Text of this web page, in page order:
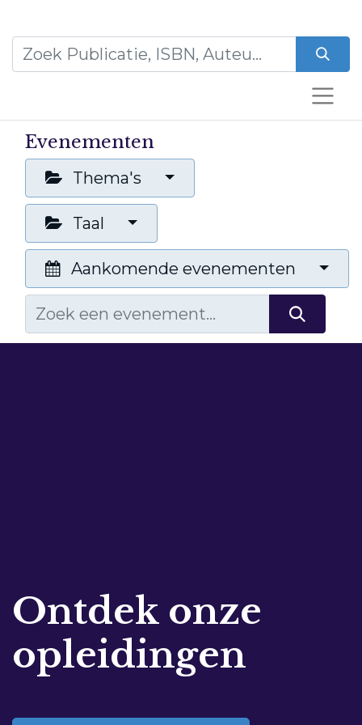
Evenementen
Thema's
Taal
Aankomende evenementen
Ontdek onze
opleidingen